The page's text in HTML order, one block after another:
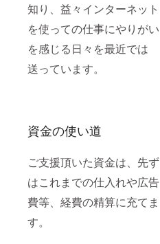
知り、益々インターネット
を使っての仕事にやりがい
を感じる日々を最近では
送っています。
資金の使い道
ご支援頂いた資金は、先ず
はこれまでの仕入れや広告
費等、経費の精算に充てま
す。